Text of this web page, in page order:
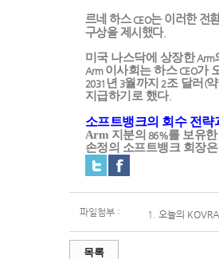
르네 하스CEO는 이러한 전
구상을 제시했다.
미국 나스닥에 상장한Arm
Arm 이사회는 하스CEO가
2031 년 3월까지 2조 달러 (약
지급하기로 했다.
소프트뱅크의 회수 전략
Arm 지분의 86%를 보유
손정의 소프트뱅크 회장은
파일첨부 : 1. 오늘의
목록